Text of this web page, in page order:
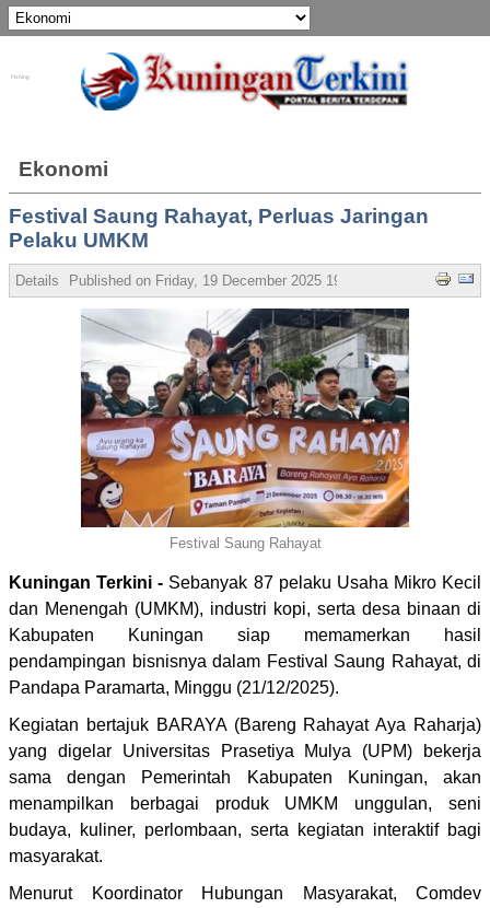
Ekonomi
Festival Saung Rahayat, Perluas Jaringan
Pelaku UMKM
Details Published on Friday, 19 December 2025 19:44 Written by Admin
Festival Saung Rahayat
Kuningan Terkini - Sebanyak 87 pelaku Usaha Mikro Kecil
dan Menengah (UMKM), industri kopi, serta desa binaan di
Kabupaten Kuningan siap memamerkan hasil
pendampingan bisnisnya dalam Festival Saung Rahayat, di
Pandapa Paramarta, Minggu (21/12/2025).
Kegiatan bertajuk BARAYA (Bareng Rahayat Aya Raharja)
yang digelar Universitas Prasetiya Mulya (UPM) bekerja
sama dengan Pemerintah Kabupaten Kuningan, akan
menampilkan berbagai produk UMKM unggulan, seni
budaya, kuliner, perlombaan, serta kegiatan interaktif bagi
masyarakat.
Menurut Koordinator Hubungan Masyarakat, Comdev
Fishing